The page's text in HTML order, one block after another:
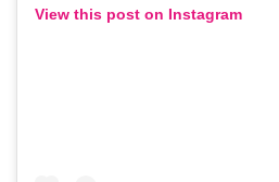
View this post on Instagram